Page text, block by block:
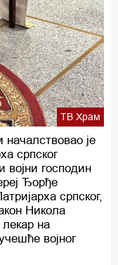
ТВ Храм
началствовао је
српског
господин
Ђорђе
српског,
Никола
на
војног